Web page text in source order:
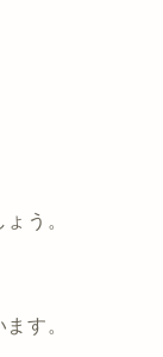
う。
す。